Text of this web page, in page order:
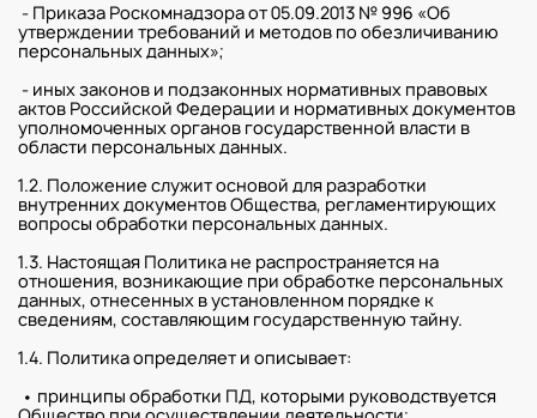
- Приказа Роскомнадзора от 05.09.2013 № 996 «Об
утверждении требований и методов по обезличиванию
персональных данных»;
- иных законов и подзаконных нормативных правовых
актов Российской Федерации и нормативных документов
уполномоченных органов государственной власти в
области персональных данных.
1.2. Положение служит основой для разработки
внутренних документов Общества, регламентирующих
вопросы обработки персональных данных.
1.3. Настоящая Политика не распространяется на
отношения, возникающие при обработке персональных
данных, отнесенных в установленном порядке к
сведениям, составляющим государственную тайну.
1.4. Политика определяет и описывает:
• принципы обработки ПД, которыми руководствуется